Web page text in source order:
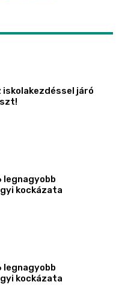
iskolakezdéssel járó
legnagyobb
kockázata
legnagyobb
kockázata